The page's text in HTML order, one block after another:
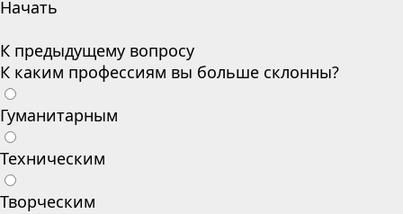
Начать
К предыдущему вопросу
К каким профессиям вы больше склонны?
Гуманитарным
Техническим
Творческим